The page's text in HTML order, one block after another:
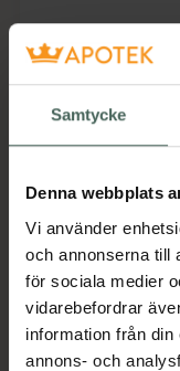
Samtycke
Denna webbplats
Vi använder
och annonserna till
för sociala medier
vidarebefordrar
information från
annons- och
I
Aktuella
Beskrivning
EAN: